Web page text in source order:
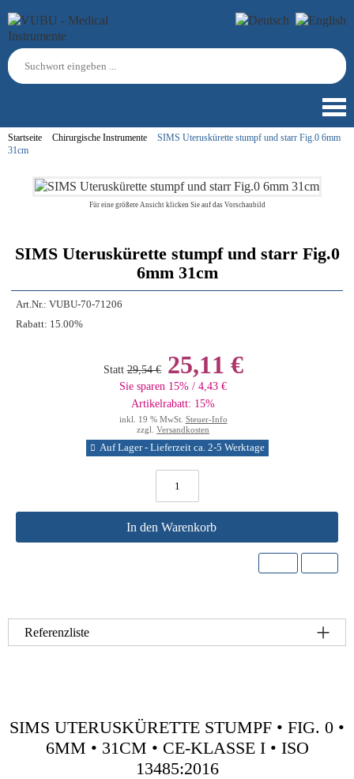
Startseite Chirurgische Instrumente
SIMS Uteruskürette stumpf und starr Fig.0 6mm
31cm
Für eine größere Ansicht klicken Sie auf das Vorschaubild
SIMS Uteruskürette stumpf und starr Fig.0
6mm 31cm
Art.Nr.: VUBU-70-71206
Rabatt: 15.00%
Statt 29,54 €25,11 €
Sie sparen 15% / 4,43 €
Artikelrabatt: 15%
inkl. 19 % MwSt. Steuer-Info
zzgl. Versandkosten
Auf Lager - Lieferzeit ca. 2-5 Werktage
In den Warenkorb
Referenzliste
SIMS UTERUSKÜRETTE STUMPF • FIG. 0 •
6MM • 31CM • CE-KLASSE I • ISO
13485:2016